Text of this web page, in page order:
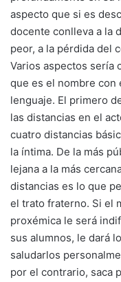
aspecto que si es
docente conlleva a la
peor, a la pérdida del
Varios aspectos sería
que es el nombre con
lenguaje. El primero
las distancias en el
cuatro distancias
la íntima. De la más
lejana a la más
distancias es lo que
el trato fraterno. Si el
proxémica le será
sus alumnos, le dará
saludarlos
por el contrario, saca